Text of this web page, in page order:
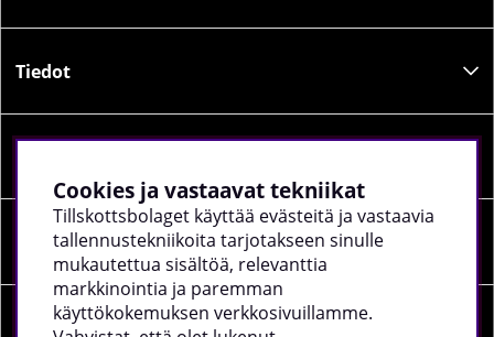
Tiedot
Yrityksen tiedot
Cookies ja vastaavat tekniikat
Tillskottsbolaget käyttää evästeitä ja vastaavia
tallennustekniikoita tarjotakseen sinulle
mukautettua sisältöä, relevanttia
markkinointia ja paremman
käyttökokemuksen verkkosivuillamme.